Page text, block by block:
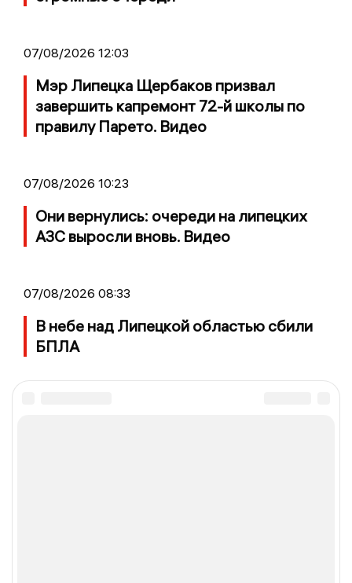
07/08/2026 12:03
Мэр Липецка Щербаков призвал
завершить капремонт 72-й школы по
правилу Парето. Видео
07/08/2026 10:23
Они вернулись: очереди на липецких
АЗС выросли вновь. Видео
07/08/2026 08:33
В небе над Липецкой областью сбили
БПЛА